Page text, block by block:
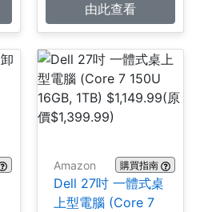
由此查看
Amazon 購買指南
Dell 27吋 一體式桌
上型電腦 (Core 7